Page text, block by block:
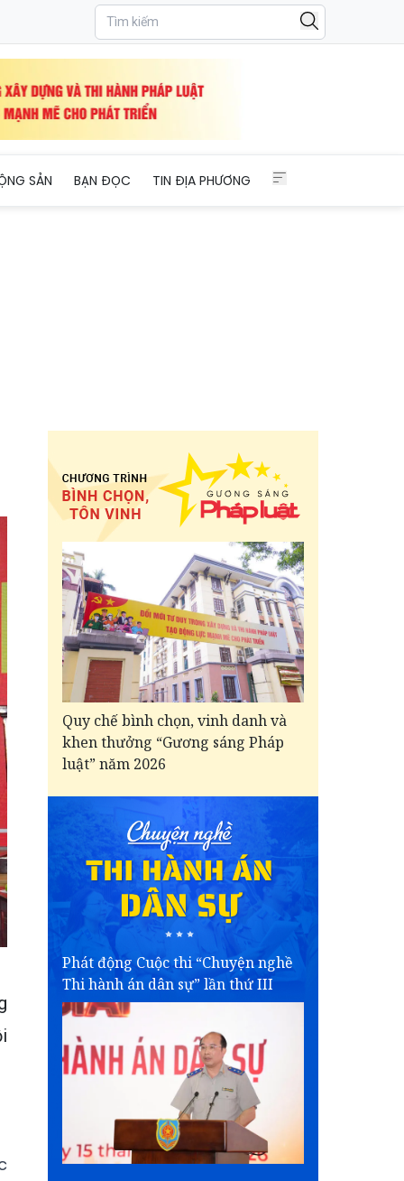
SẢN BẠN ĐỌC TIN ĐỊA PHƯƠNG
Quy chế bình chọn, vinh danh và
khen thưởng “Gương sáng Pháp
luật” năm 2026
Phát động Cuộc thi “Chuyện nghề
Thi hành án dân sự” lần thứ III